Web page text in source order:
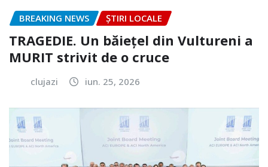
BREAKING NEWS ȘTIRI LOCALE
TRAGEDIE. Un băiețel din Vultureni a
MURIT strivit de o cruce
clujazi iun. 25, 2026